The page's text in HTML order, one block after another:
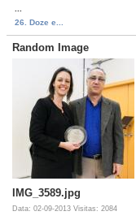
26. Doze e...
Random Image
IMG_3589.jpg
Data: 02-09-2013 Visitas: 2084